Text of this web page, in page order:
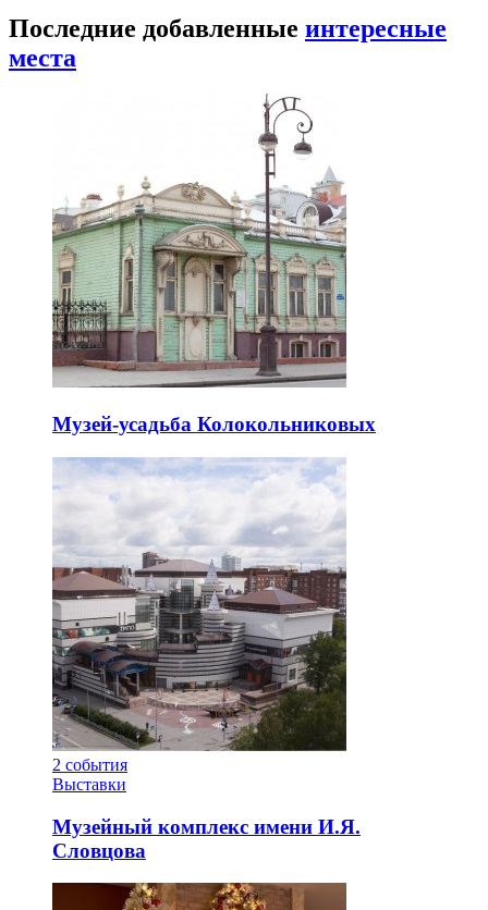
Последние добавленные интересные
места
Музей-усадьба Колокольниковых
2 события
Выставки
Музейный комплекс имени И.Я.
Словцова